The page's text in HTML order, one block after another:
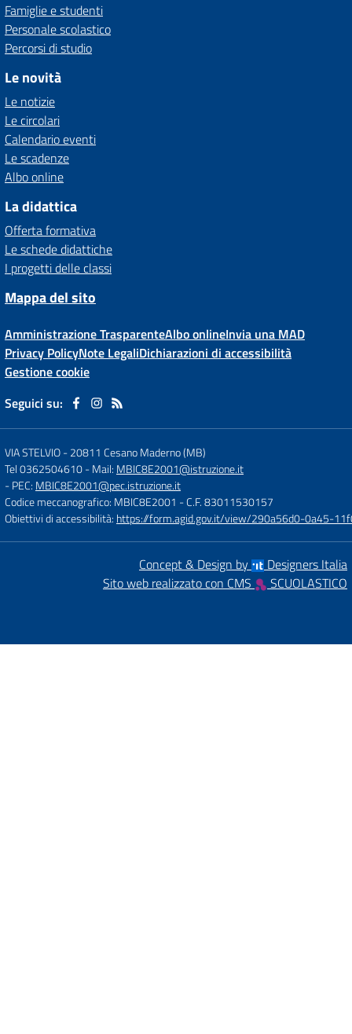
Famiglie e studenti
Personale scolastico
Percorsi di studio
Le novità
Le notizie
Le circolari
Calendario eventi
Le scadenze
Albo online
La didattica
Offerta formativa
Le schede didattiche
I progetti delle classi
Mappa del sito
Amministrazione TrasparenteAlbo onlineInvia una MAD
Privacy PolicyNote LegaliDichiarazioni di accessibilità
Gestione cookie
Seguici su:
VIA STELVIO-20811 Cesano Maderno (MB)
Tel 0362504610- Mail: MBIC8E2001@istruzione.it
- PEC: MBIC8E2001@pec.istruzione.it
Codice meccanografico: MBIC8E2001 - C.F. 83011530157
Obiettivi di accessibilità: https://form.agid.gov.it/view/290a56d0-0a45-
Concept & Design by
Designers Italia
Sito web realizzato con CMS
SCUOLASTICO